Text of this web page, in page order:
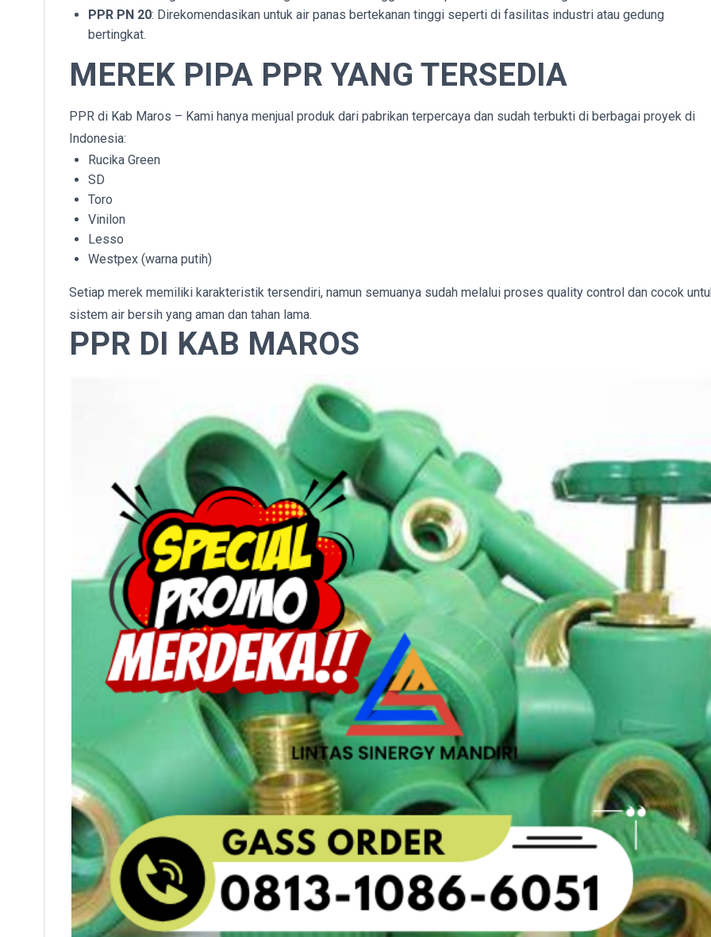
PPR PN 20: Direkomendasikan untuk air panas bertekanan tinggi seperti di fasilitas industri atau gedung
bertingkat.
MEREK PIPA PPR YANG TERSEDIA
PPR di Kab Maros – Kami hanya menjual produk dari pabrikan terpercaya dan sudah terbukti di berbagai proyek di
Indonesia:
Rucika Green
SD
Toro
Vinilon
Lesso
Westpex (warna putih)
Setiap merek memiliki karakteristik tersendiri, namun semuanya sudah melalui proses quality control dan cocok
sistem air bersih yang aman dan tahan lama.
PPR DI KAB MAROS